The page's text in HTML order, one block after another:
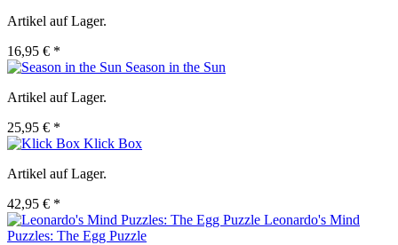
Artikel auf Lager.
16,95 € *
Season in the Sun
Artikel auf Lager.
25,95 € *
Klick Box
Artikel auf Lager.
42,95 € *
Leonardo's Mind
Puzzles: The Egg Puzzle